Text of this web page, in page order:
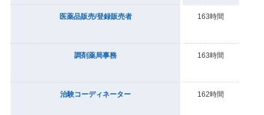
医薬品販売/登録販売者 163時間
調剤薬局事務 163時間
治験コーディネーター 162時間